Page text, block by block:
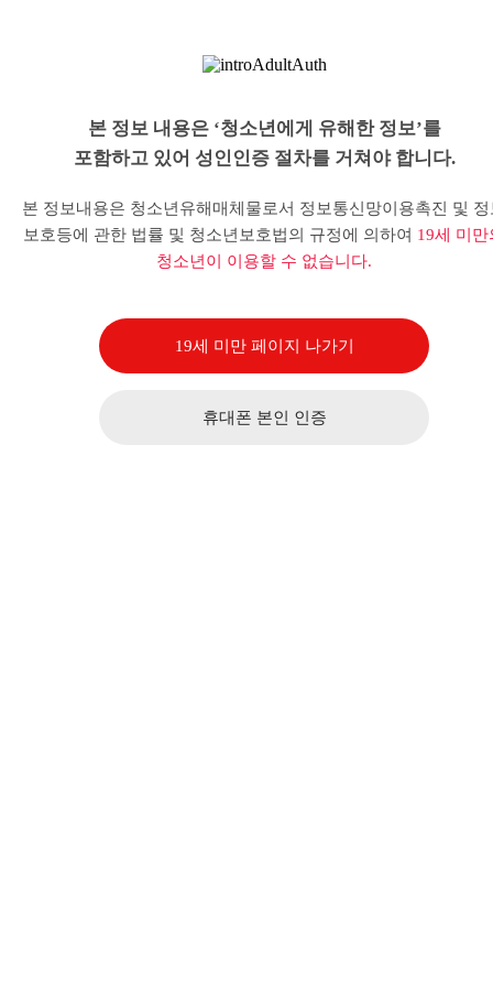
본 정보 내용은 ‘청소년에게 유해한 정보’를
포함하고 있어 성인인증 절차를 거쳐야 합니다.
본 정보내용은 청소년유해매체물로서 정보통신망이용촉진 및 정
보호등에 관한 법률 및 청소년보호법의 규정에 의하여 19세 미만
청소년이 이용할 수 없습니다.
19세 미만 페이지 나가기
휴대폰 본인 인증